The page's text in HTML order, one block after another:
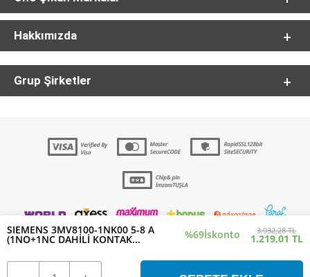
SIEMENS 3MV8100-1NK00 5-8 A
(1NO+1NC DAHİLİ KONTAK... %69İskonto 3.932,28 TL
1.219,01 TL
Hakkımızda
Grup Şirketler